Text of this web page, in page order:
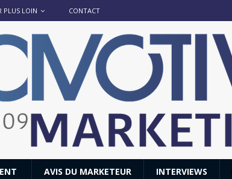
PLUS LOIN CONTACT
AVIS DU MARKETEUR INTERVIEWS